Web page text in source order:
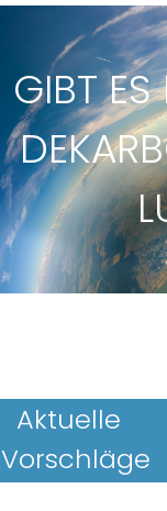
GIBT
Aktuelle
Vorschläge